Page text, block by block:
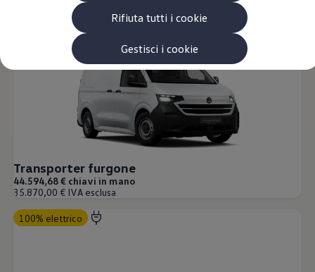
Rifiuta tutti i cookie
Gestisci i cookie
Garanzia Usato
Assicurazioni
Clienti Business
Gamma, promozioni e servizi
Service Flotte
Area Contatti Clienti Business
Servizi Finanziari
Progetto Valore Volkswagen
Più Credito
Noleggio
Leasing Finanziario
Servizi Assicurativi
Polizza Protezione Credito
Assicurazione GAP Protezioneventi
Estensione Garanzia Usato
Furto e incendio
Sistemi di Identificazione Veicolo
Transporter furgone
44.594,68 € chiavi in mano
35.870,00 € IVA esclusa
100% elettrico